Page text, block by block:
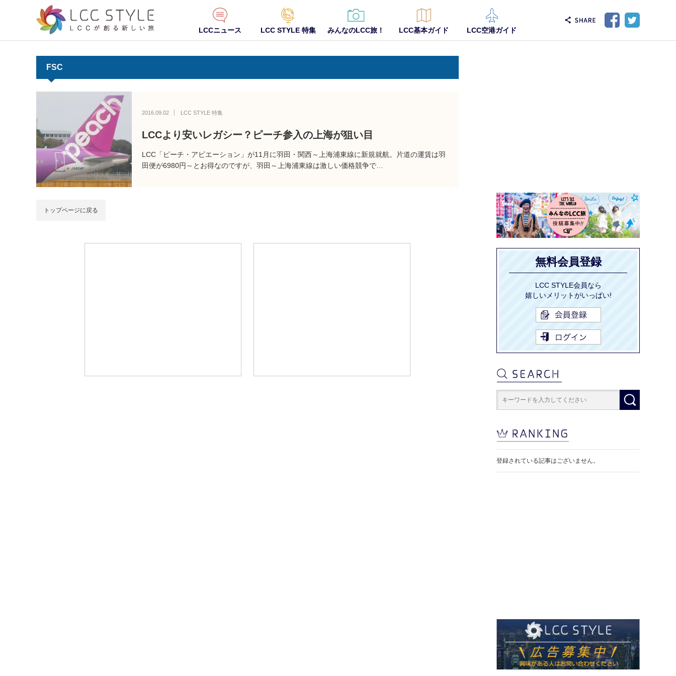
LCCニュース LCC STYLE 特集 みんなのLCC旅！ LCC基本ガイド LCC空港ガイド
FSC
2016.09.02 LCC STYLE 特集
LCCより安いレガシー？ピーチ参入の上海が狙い目
LCC「ピーチ・アビエーション」が11月に羽田・関西～上海浦東線に新規就航。片道の運賃は羽
田便が6980円～とお得なのですが、羽田～上海浦東線は激しい価格競争で…
トップページに戻る
無料会員登録
LCC STYLE会員なら
嬉しいメリットがいっぱい!
登録されている記事はございません。